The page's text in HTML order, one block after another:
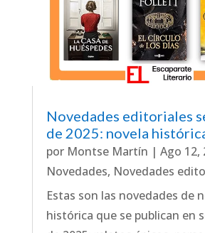
Novedades editoriales
de 2025: novela
por Montse Martín | Ago 12,
Novedades, Novedades
Estas son las novedades de
histórica que se publican en